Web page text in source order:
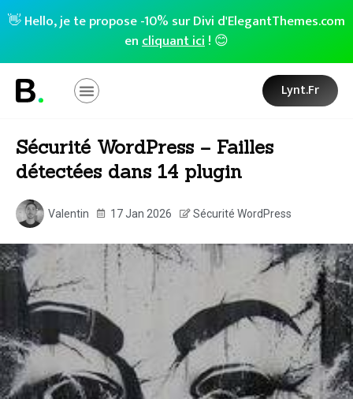
👋 Hello, je te propose -10% sur Divi d'ElegantThemes.com
encliquant ici! 😊
Lynt.fr
Sécurité WordPress – Failles
détectées dans 14 plugin
Valentin 17 Jan 2026 Sécurité WordPress